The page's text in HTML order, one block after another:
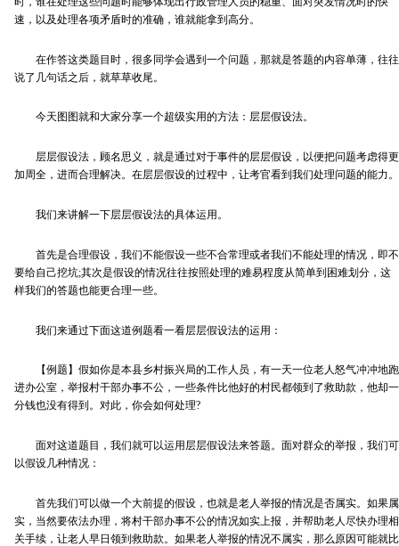
速，以及处理各项矛盾时的准确，谁就能拿到高分。
在作答这类题目时，很多同学会遇到一个问题，那就是答题的内容单薄，往往
说了几句话之后，就草草收尾。
今天图图就和大家分享一个超级实用的方法：层层假设法。
层层假设法，顾名思义，就是通过对于事件的层层假设，以便把问题考虑得更
加周全，进而合理解决。在层层假设的过程中，让考官看到我们处理问题的能力。
我们来讲解一下层层假设法的具体运用。
首先是合理假设，我们不能假设一些不合常理或者我们不能处理的情况，即不
要给自己挖坑;其次是假设的情况往往按照处理的难易程度从简单到困难划分，这
样我们的答题也能更合理一些。
我们来通过下面这道例题看一看层层假设法的运用：
【例题】假如你是本县乡村振兴局的工作人员，有一天一位老人怒气冲冲地跑
进办公室，举报村干部办事不公，一些条件比他好的村民都领到了救助款，他却一
分钱也没有得到。对此，你会如何处理?
面对这道题目，我们就可以运用层层假设法来答题。面对群众的举报，我们可
以假设几种情况：
首先我们可以做一个大前提的假设，也就是老人举报的情况是否属实。如果属
实，当然要依法办理，将村干部办事不公的情况如实上报，并帮助老人尽快办理相
关手续，让老人早日领到救助款。如果老人举报的情况不属实，那么原因可能就比